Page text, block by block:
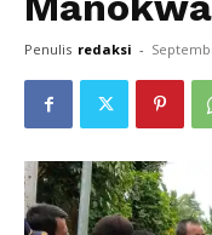
Penulis redaksi -